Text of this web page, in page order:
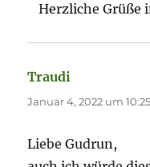
Herzliche Grüße
Traudi
Januar 4, 2022 um
Liebe Gudrun,